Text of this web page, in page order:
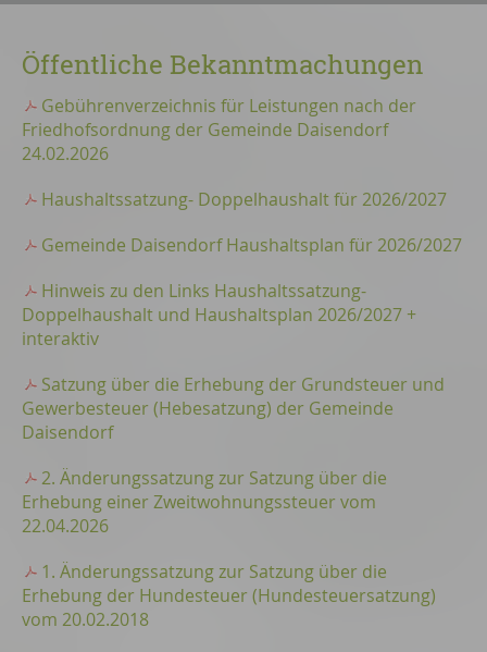
Öffentliche Bekanntmachungen
Gebührenverzeichnis für Leistungen nach der
Friedhofsordnung der Gemeinde Daisendorf
24.02.2026
Haushaltssatzung- Doppelhaushalt für 2026/2027
Gemeinde Daisendorf Haushaltsplan für 2026/2027
Hinweis zu den Links Haushaltssatzung-
Doppelhaushalt und Haushaltsplan 2026/2027 +
interaktiv
Satzung über die Erhebung der Grundsteuer und
Gewerbesteuer (Hebesatzung) der Gemeinde
Daisendorf
2. Änderungssatzung zur Satzung über die
Erhebung einer Zweitwohnungssteuer vom
22.04.2026
1. Änderungssatzung zur Satzung über die
Erhebung der Hundesteuer (Hundesteuersatzung)
vom 20.02.2018